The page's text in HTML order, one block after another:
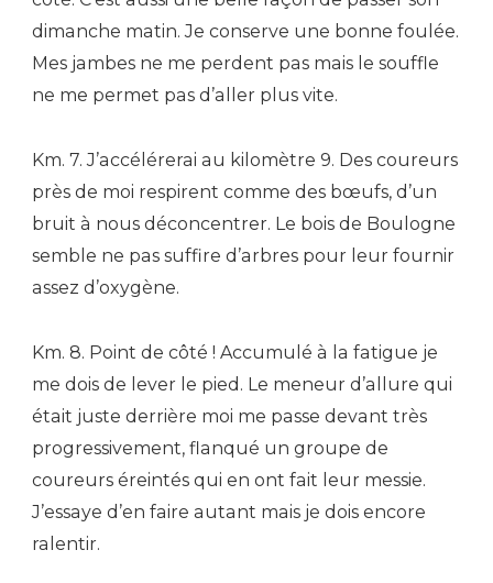
dimanche matin. Je conserve une bonne foulée.
Mes jambes ne me perdent pas mais le souffle
ne me permet pas d’aller plus vite.
Km. 7. J’accélérerai au kilomètre 9. Des coureurs
près de moi respirent comme des bœufs, d’un
bruit à nous déconcentrer. Le bois de Boulogne
semble ne pas suffire d’arbres pour leur fournir
assez d’oxygène.
Km. 8. Point de côté ! Accumulé à la fatigue je
me dois de lever le pied. Le meneur d’allure qui
était juste derrière moi me passe devant très
progressivement, flanqué un groupe de
coureurs éreintés qui en ont fait leur messie.
J’essaye d’en faire autant mais je dois encore
ralentir.